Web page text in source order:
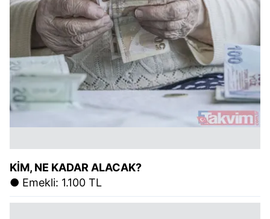
KİM, NE KADAR ALACAK?
● Emekli: 1.100 TL